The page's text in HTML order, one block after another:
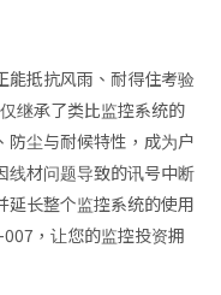
能抵抗风雨、耐得住考验
继承了类比监控系统的
防尘与耐候特性，成为户
线材问题导致的讯号中断
延长整个监控系统的使用
，让您的监控投资拥